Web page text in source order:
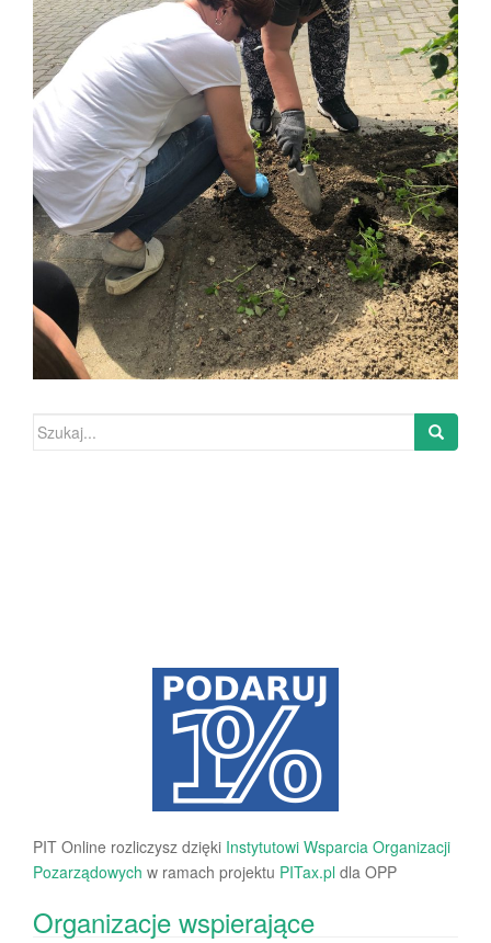
Szukaj:
PIT Online rozliczysz dzięki Instytutowi Wsparcia Organizacji
Pozarządowych w ramach projektu PITax.pl dla OPP
Organizacje wspierające